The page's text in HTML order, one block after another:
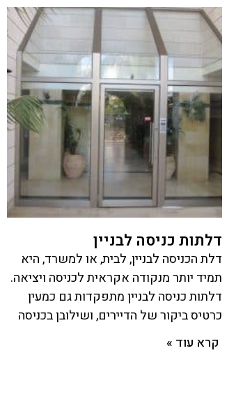
דלתות כניסה לבניין
דלת הכניסה לבניין, לבית, או למשרד, היא
תמיד יותר מנקודה אקראית לכניסה ויציאה.
דלתות כניסה לבניין מתפקדות גם כמעין
כרטיס ביקור של הדיירים, ושילובן בכניסה
קרא עוד »